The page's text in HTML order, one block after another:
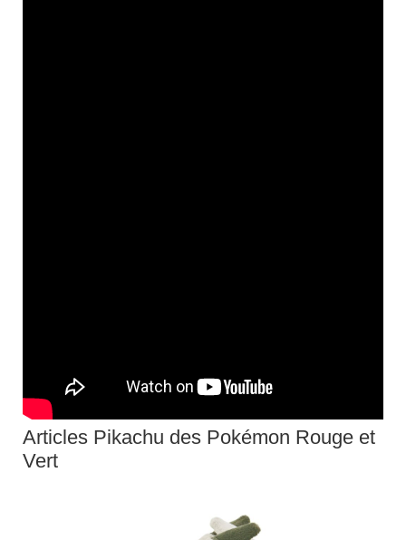
Articles Pikachu des Pokémon Rouge et
Vert